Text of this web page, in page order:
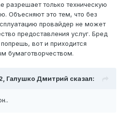
разрешает только техническую
Объесняют это тем, что без
провайдер не может
предоставления услуг. Бред
вот и приходится
бумаготворчеством.
Галушко Дмитрий сказал: